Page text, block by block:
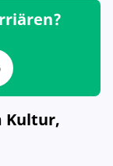
Kultur,